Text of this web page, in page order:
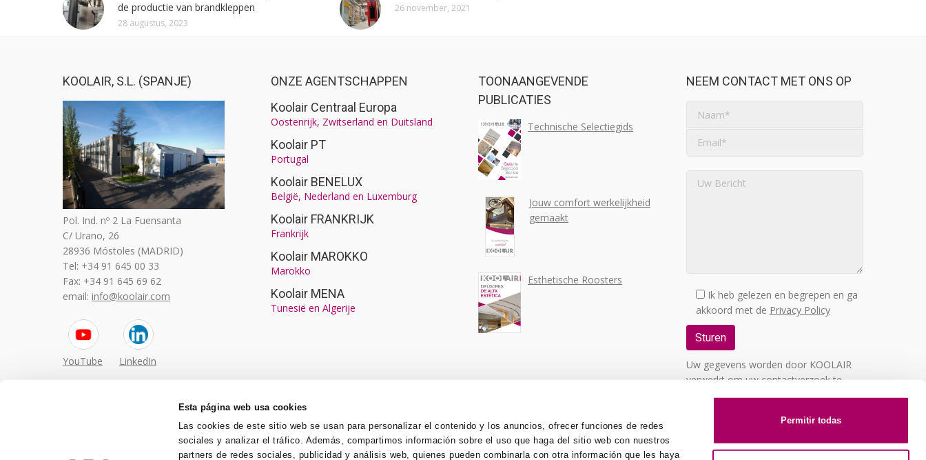
Esta página web usa cookies
Las cookies de este sitio web se usan para personalizar el contenido y los anuncios, ofrecer funciones de redes
sociales y analizar el tráfico. Además, compartimos información sobre el uso que haga del sitio web con nuestros
partners de redes sociales, publicidad y análisis web, quienes pueden combinarla con otra información que les haya
Permitir todas
de productie van brandkleppen
28 augustus, 2023
26 november, 2021
KOOLAIR, S.L. (SPANJE)
Pol. Ind. nº 2 La Fuensanta
C/ Urano, 26
28936 Móstoles (MADRID)
Tel: +34 91 645 00 33
Fax: +34 91 645 69 62
email: info@koolair.com
YouTube LinkedIn
ONZE AGENTSCHAPPEN
Koolair Centraal Europa
Oostenrijk, Zwitserland en Duitsland
Koolair PT
Portugal
Koolair BENELUX
België, Nederland en Luxemburg
Koolair FRANKRIJK
Frankrijk
Koolair MAROKKO
Marokko
Koolair MENA
Tunesië en Algerije
TOONAANGEVENDE
PUBLICATIES
Technische Selectiegids
Jouw comfort werkelijkheid
gemaakt
Esthetische Roosters
NEEM CONTACT MET ONS OP
Ik heb gelezen en begrepen en ga
akkoord met de Privacy Policy
Uw gegevens worden door KOOLAIR
verwerkt om uw contactverzoek te
behandelen. U kunt uw recht van
bezwaar, beperking, overdraagbaarheid
of herroeping van uw toestemming
uitoefenen per brief gericht aan C/